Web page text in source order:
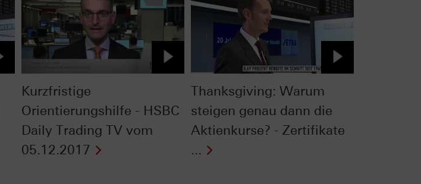
Kurzfristige
Orientierungshilfe - HSBC
Daily Trading TV vom
05.12.2017
Thanksgiving: Warum
steigen genau dann die
Aktienkurse? - Zertifikate
...